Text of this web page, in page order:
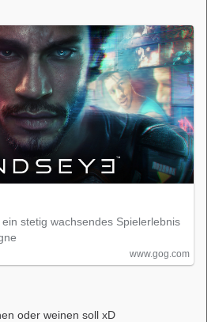
stetig wachsendes Spielerlebnis
www.gog.com
oder weinen soll xD